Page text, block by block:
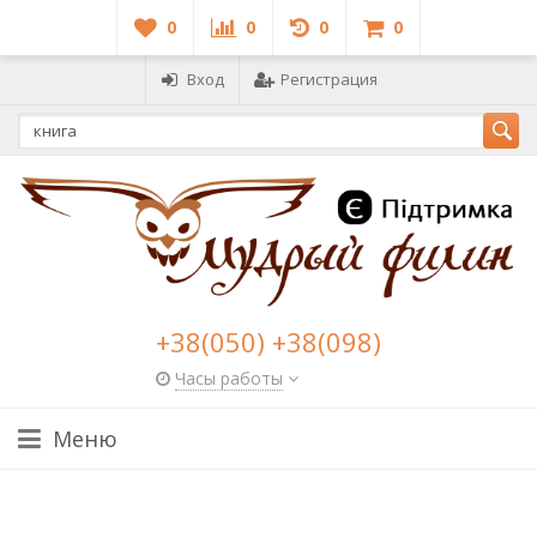
0 0 0 0
Вход Регистрация
+38(050) +38(098)
Часы работы
Меню